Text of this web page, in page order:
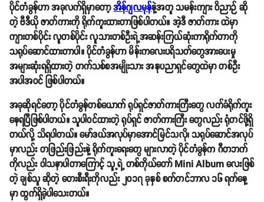
ပိုင်တံခွန်ဟာ အခုလက်ရှိမှာတော့အိန်ဂျလမုန်နဲ့အတူ သမန်းကျား ဝိညာဉ် ဆို
တဲ့ ဗီဒီယို ဇာတ်ကားကို ရိုက်ကူးထားတာဖြစ်ပါတယ်။ အဲ့ဒီ ဇာတ်ကား ထဲမှာ
ကျားတစ်ပိုင်း လူတစ်ပိုင်း လူသားတစ်ဦးရဲ့အဆန်းကြယ်ဆုံးကာရိုက်တာကို
သရုပ်ဆောင်ထားတာပါ။ ပိုင်တံခွန်ဟာ မိန်းကလေးပရိသတ်တွေအားပေးမှု
အများဆုံးရရှိထားတဲ့ တက်သစ်စအမျိုးသား အနုပညာရှင်တွေထဲမှာ တစ်ဦး
အပါအဝင် ဖြစ်ပါတယ်။
အခုဆိုရင်တော့ ပိုင်တံခွန်တစ်ယောက် ရုပ်ရှင်ဇာတ်ကားကြီးတွေ လက်ခံရိုက်ကူး
နေရပြီဖြစ်ပါတယ်။ သူပါဝင်ထားတဲ့ ရုပ်ရှင် ဇာတ်ကားကြီး တွေလည်း ရုံတင်ဖို့ရှိ
တယ်လို့ သိရပါတယ်။ မော်ဒယ်အလုပ်မှာအောင်မြင်သလို၊ သရုပ်ဆောင်အလုပ်
မှာလည်း တဖြည်းဖြည်းနဲ့ ရိုက်ကူးရေးတွေ များလာတဲ့ ပိုင်တံခွန်က ဂီတဘက်
ကိုလည်း ဝါသနာပါတာကြောင့် သူ့ရဲ့ တစ်ကိုယ်တော် Mini Album လေးဖြစ်
တဲ့ ချစ်သူ ဆိုတဲ့ တေးစီးရီးကိုလည်း ၂၀၁၇ ခုနှစ် စက်တင်ဘာလ ၁၆ ရက်နေ့
မှာ ထွက်ရှိခဲ့ပါသေးတယ်။